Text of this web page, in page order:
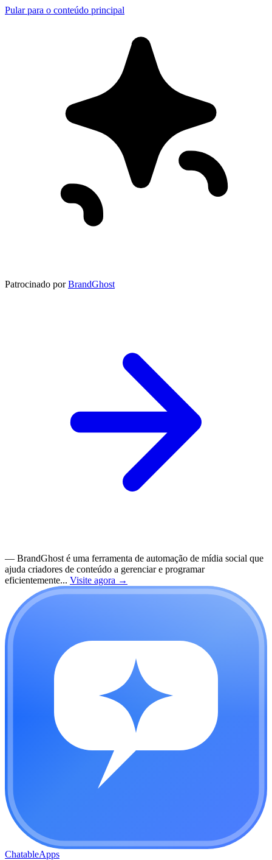
Pular para o conteúdo principal
Patrocinado por BrandGhost
— BrandGhost é uma ferramenta de automação de mídia social que
ajuda criadores de conteúdo a gerenciar e programar
eficientemente... Visite agora →
ChatableApps